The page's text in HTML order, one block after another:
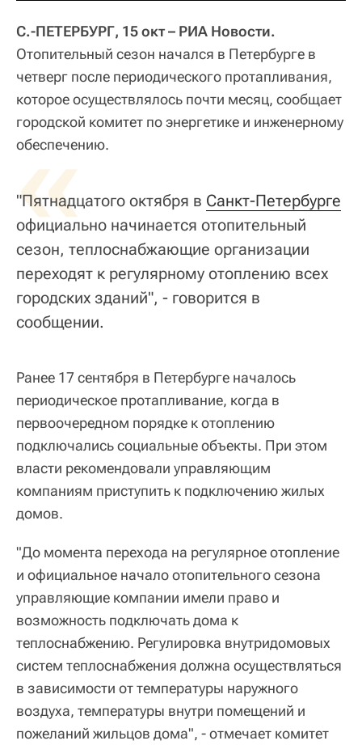
С.-ПЕТЕРБУРГ, 15 окт – РИА Новости.
Отопительный сезон начался в Петербурге в
четверг после периодического протапливания,
которое осуществлялось почти месяц, сообщает
городской комитет по энергетике и инженерному
обеспечению.
«
"Пятнадцатого октября в Санкт-Петербурге
официально начинается отопительный
сезон, теплоснабжающие организации
переходят к регулярному отоплению всех
городских зданий", - говорится в
сообщении.
Ранее 17 сентября в Петербурге началось
периодическое протапливание, когда в
первоочередном порядке к отоплению
подключались социальные объекты. При этом
власти рекомендовали управляющим
компаниям приступить к подключению жилых
домов.
"До момента перехода на регулярное отопление
и официальное начало отопительного сезона
управляющие компании имели право и
возможность подключать дома к
теплоснабжению. Регулировка внутридомовых
систем теплоснабжения должна осуществляться
в зависимости от температуры наружного
воздуха, температуры внутри помещений и
пожеланий жильцов дома", - отмечает комитет